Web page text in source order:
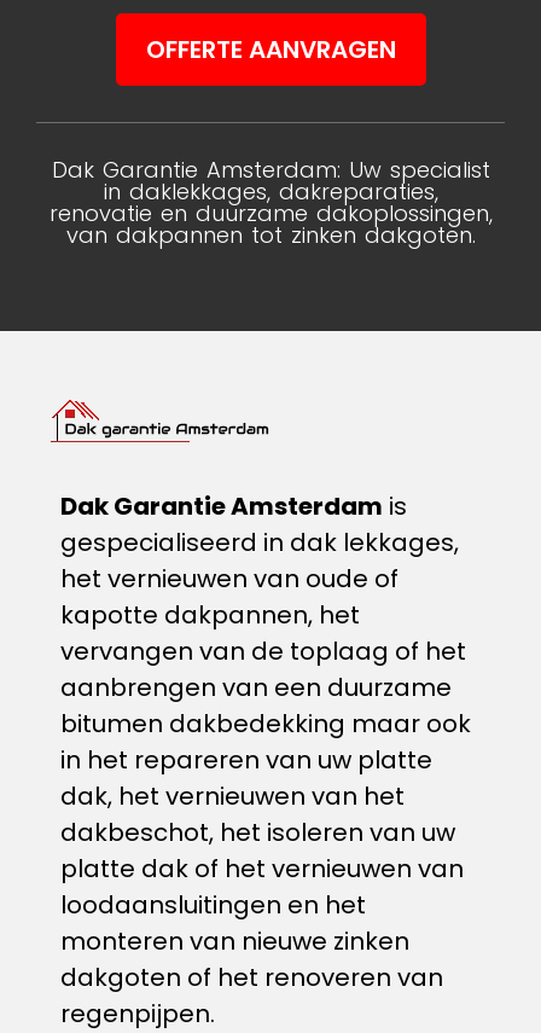
OFFERTE AANVRAGEN
Dak Garantie Amsterdam: Uw specialist
in daklekkages, dakreparaties,
renovatie en duurzame dakoplossingen,
van dakpannen tot zinken dakgoten.
Dak Garantie Amsterdam is
gespecialiseerd in dak lekkages,
het vernieuwen van oude of
kapotte dakpannen, het
vervangen van de toplaag of het
aanbrengen van een duurzame
bitumen dakbedekking​ maar ook
in het repareren van uw platte
dak, het vernieuwen van het
dakbeschot, het isoleren van uw
platte dak of het vernieuwen van
loodaansluitingen en het
monteren van nieuwe zinken
dakgoten of het renoveren van
regenpijpen.